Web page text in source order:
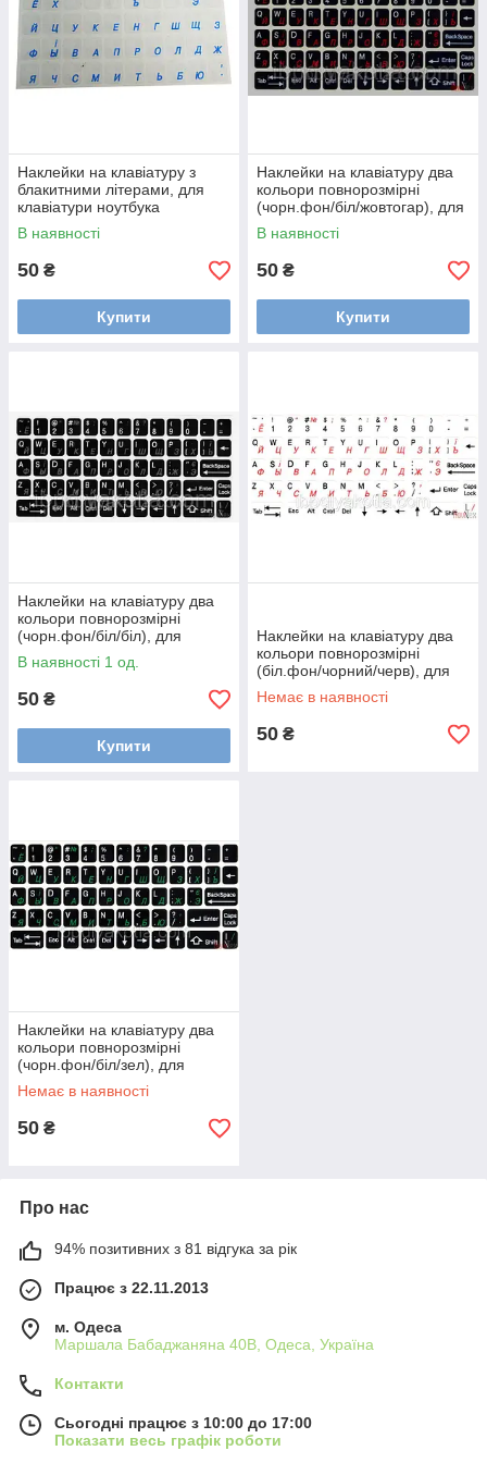
Наклейки на клавіатуру з
блакитними літерами, для
клавіатури ноутбука
В наявності
50 ₴
Купити
Наклейки на клавіатуру два
кольори повнорозмірні
(чорн.фон/біл/жовтогар), для
клавіатури ноутбука
В наявності
50 ₴
Купити
Наклейки на клавіатуру два
кольори повнорозмірні
(чорн.фон/біл/біл), для
клавіатури ноутбука
В наявності 1 од.
50 ₴
Купити
Наклейки на клавіатуру два
кольори повнорозмірні
(біл.фон/чорний/черв), для
клавіатури ноутбука
Немає в наявності
50 ₴
Наклейки на клавіатуру два
кольори повнорозмірні
(чорн.фон/біл/зел), для
клавіатури ноутбука
Немає в наявності
50 ₴
Про нас
94% позитивних з 81 відгука за рік
Працює з 22.11.2013
м. Одеса
Маршала Бабаджаняна 40В, Одеса, Україна
Контакти
Сьогодні працює з 10:00 до 17:00
Показати весь графік роботи